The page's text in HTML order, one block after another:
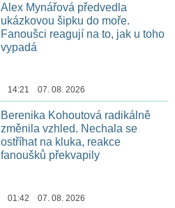
Alex Mynářová předvedla
ukázkovou šipku do moře.
Fanoušci reagují na to, jak u toho
vypadá
14:21 07. 08. 2026
Berenika Kohoutová radikálně
změnila vzhled. Nechala se
ostříhat na kluka, reakce
fanoušků překvapily
01:42 07. 08. 2026